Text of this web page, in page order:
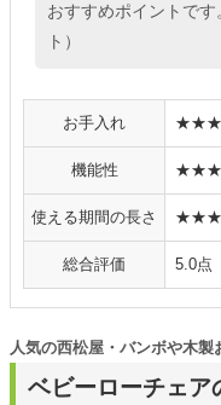
おすすめポイントで
ト）
お手入れ
機能性
使える期間の長さ
総合評価 5.0点
ベビーローチェア
人気の西松屋・バンボや木製